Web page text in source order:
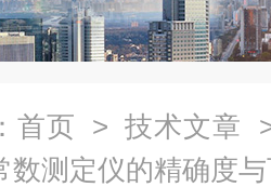
首页 > 技术文章
数测定仪的精确度